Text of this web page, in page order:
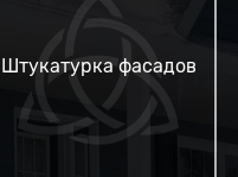
Штукатурка фасадов